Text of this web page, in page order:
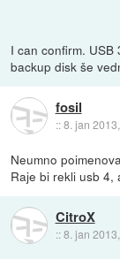
I can confirm. USB
backup disk še
fosil
::8. jan
Neumno
Raje bi rekli usb 4,
CitroX
::8. jan